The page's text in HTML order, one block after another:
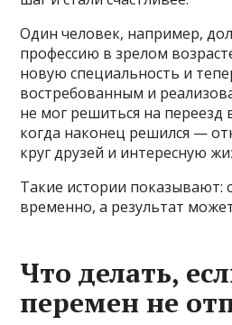
Один человек, например,
профессию в зрелом
новую специальность и
востребованным и
не мог решиться на переезд
когда наконец решился —
круг друзей и интересную
Такие истории показывают:
временно, а результат
Что делать,
перемен не